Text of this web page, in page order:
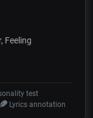
Feeling
test
Lyrics annotation